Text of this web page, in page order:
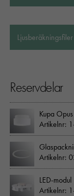
Reservdelar
Kupa
Artikelnr:
Artikelnr:
LED-
Artikelnr: